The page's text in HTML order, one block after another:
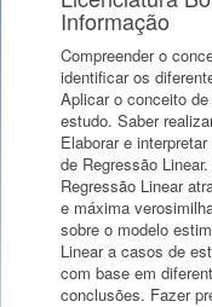
Informação
Compreender o
identificar os
Aplicar o conceito
estudo. Saber
Elaborar e
de Regressão
Regressão Linear
e máxima
sobre o modelo
Linear a casos de
com base em
conclusões. Fazer